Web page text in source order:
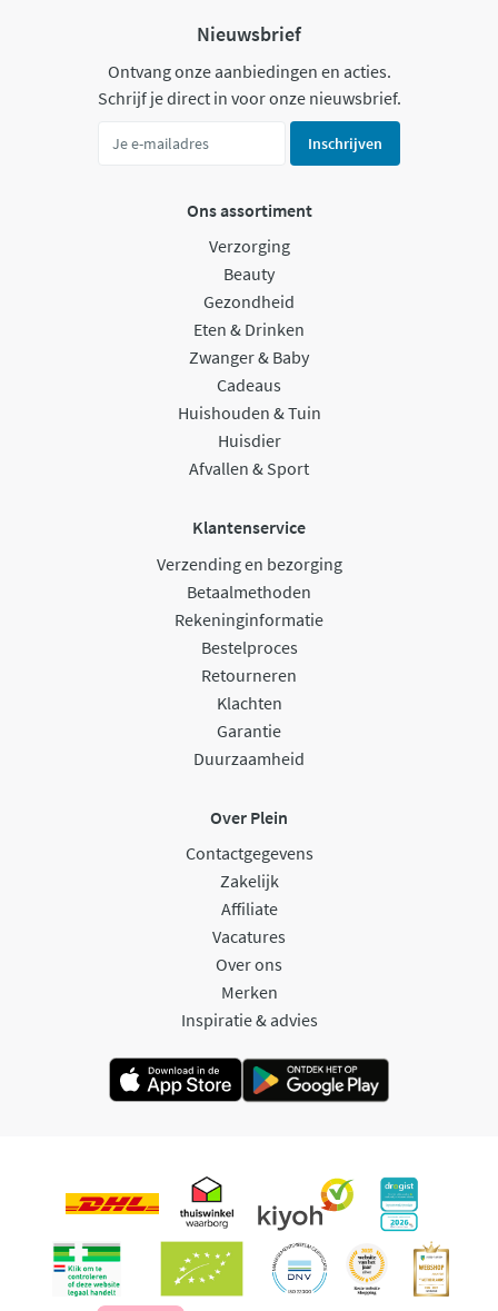
Nieuwsbrief
Ontvang onze aanbiedingen en acties.
Schrijf je direct in voor onze nieuwsbrief.
Inschrijven
Ons assortiment
Verzorging
Beauty
Gezondheid
Eten & Drinken
Zwanger & Baby
Cadeaus
Huishouden & Tuin
Huisdier
Afvallen & Sport
Klantenservice
Verzending en bezorging
Betaalmethoden
Rekeninginformatie
Bestelproces
Retourneren
Klachten
Garantie
Duurzaamheid
Over Plein
Contactgegevens
Zakelijk
Affiliate
Vacatures
Over ons
Merken
Inspiratie & advies